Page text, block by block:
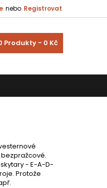
nebo Registrovat
Produkty - 0 Kč
- E-A-D-
Protože